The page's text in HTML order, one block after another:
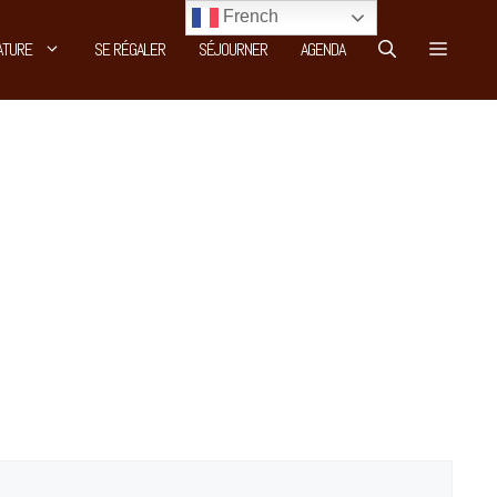
SE RÉGALER SÉJOURNER AGENDA
French